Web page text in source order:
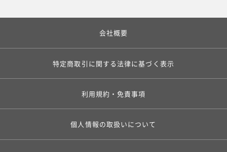
会社概要
特定商取引に関する法律に基づく表示
利用規約・免責事項
個人情報の取扱いについて